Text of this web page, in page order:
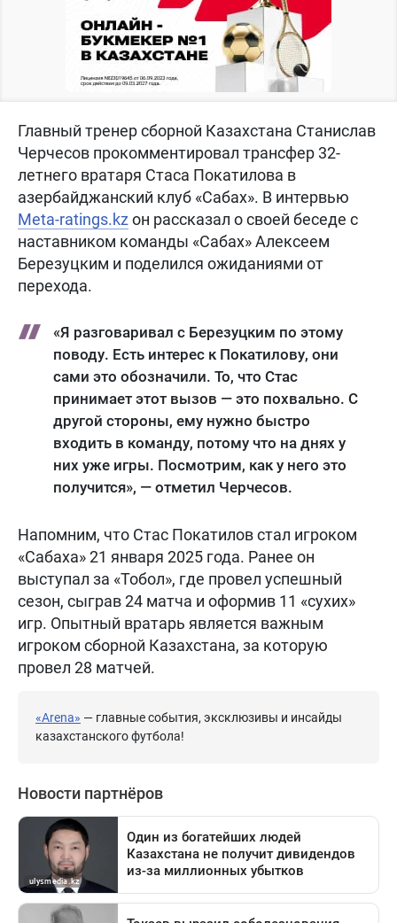
Главный тренер сборной Казахстана Станислав
Черчесов прокомментировал трансфер 32-
летнего вратаря Стаса Покатилова в
азербайджанский клуб «Сабах». В интервью
Meta-ratings.kz он рассказал о своей беседе с
наставником команды «Сабах» Алексеем
Березуцким и поделился ожиданиями от
перехода.
«Я разговаривал с Березуцким по этому
поводу. Есть интерес к Покатилову, они
сами это обозначили. То, что Стас
принимает этот вызов — это похвально. С
другой стороны, ему нужно быстро
входить в команду, потому что на днях у
них уже игры. Посмотрим, как у него это
получится», — отметил Черчесов.
Напомним, что Стас Покатилов стал игроком
«Сабаха» 21 января 2025 года. Ранее он
выступал за «Тобол», где провел успешный
сезон, сыграв 24 матча и оформив 11 «сухих»
игр. Опытный вратарь является важным
игроком сборной Казахстана, за которую
провел 28 матчей.
«Arena» — главные события, эксклюзивы и инсайды
казахстанского футбола!